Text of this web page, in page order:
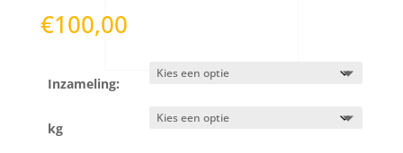
€100,00
Inzameling:
kg